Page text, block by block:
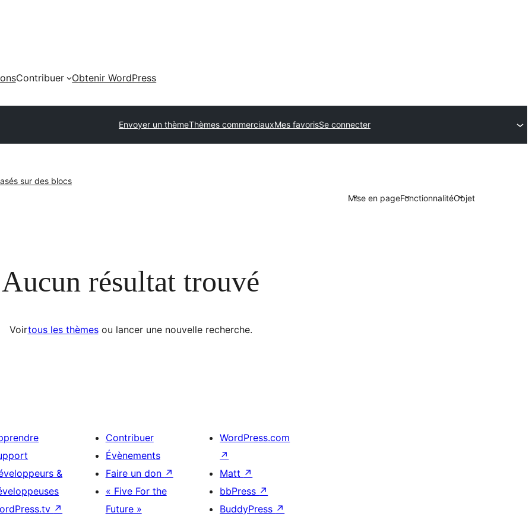
Contribuer
Obtenir WordPress
Envoyer un thèmeThèmes commerciauxMes favorisSe connecter
sur des blocs
Mise en pageFonctionnalitéObjet
Aucun résultat trouvé
Voirtous les thèmesou lancer une nouvelle recherche.
&
↗
Contribuer
Évènements
Faire un don ↗
« Five For the
Future »
WordPress.com
↗
Matt ↗
bbPress ↗
BuddyPress ↗